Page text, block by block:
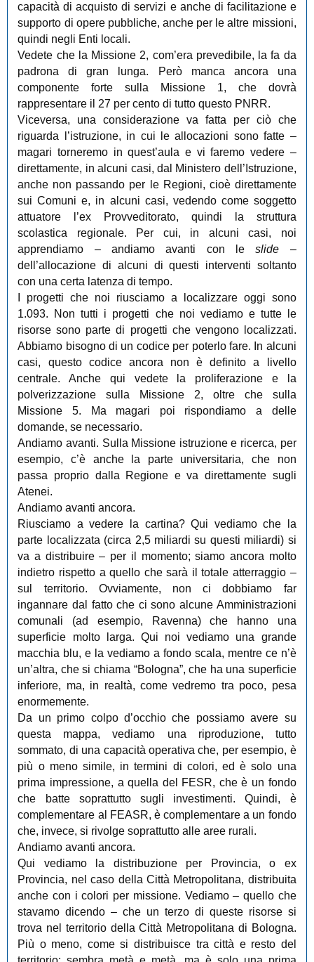
capacità di acquisto di servizi e anche di facilitazione e
supporto di opere pubbliche, anche per le altre missioni,
quindi negli Enti locali.
Vedete che la Missione 2, com’era prevedibile, la fa da
padrona di gran lunga. Però manca ancora una
componente forte sulla Missione 1, che dovrà
rappresentare il 27 per cento di tutto questo PNRR.
Viceversa, una considerazione va fatta per ciò che
riguarda l’istruzione, in cui le allocazioni sono fatte ‒
magari torneremo in quest’aula e vi faremo vedere ‒
direttamente, in alcuni casi, dal Ministero dell’Istruzione,
anche non passando per le Regioni, cioè direttamente
sui Comuni e, in alcuni casi, vedendo come soggetto
attuatore l’ex Provveditorato, quindi la struttura
scolastica regionale. Per cui, in alcuni casi, noi
apprendiamo ‒ andiamo avanti con leslide ‒
dell’allocazione di alcuni di questi interventi soltanto
con una certa latenza di tempo.
I progetti che noi riusciamo a localizzare oggi sono
1.093. Non tutti i progetti che noi vediamo e tutte le
risorse sono parte di progetti che vengono localizzati.
Abbiamo bisogno di un codice per poterlo fare. In alcuni
casi, questo codice ancora non è definito a livello
centrale. Anche qui vedete la proliferazione e la
polverizzazione sulla Missione 2, oltre che sulla
Missione 5. Ma magari poi rispondiamo a delle
domande, se necessario.
Andiamo avanti. Sulla Missione istruzione e ricerca, per
esempio, c’è anche la parte universitaria, che non
passa proprio dalla Regione e va direttamente sugli
Atenei.
Andiamo avanti ancora.
Riusciamo a vedere la cartina? Qui vediamo che la
parte localizzata (circa 2,5 miliardi su questi miliardi) si
va a distribuire ‒ per il momento; siamo ancora molto
indietro rispetto a quello che sarà il totale atterraggio ‒
sul territorio. Ovviamente, non ci dobbiamo far
ingannare dal fatto che ci sono alcune Amministrazioni
comunali (ad esempio, Ravenna) che hanno una
superficie molto larga. Qui noi vediamo una grande
macchia blu, e la vediamo a fondo scala, mentre ce n’è
un’altra, che si chiama “Bologna”, che ha una superficie
inferiore, ma, in realtà, come vedremo tra poco, pesa
enormemente.
Da un primo colpo d’occhio che possiamo avere su
questa mappa, vediamo una riproduzione, tutto
sommato, di una capacità operativa che, per esempio, è
più o meno simile, in termini di colori, ed è solo una
prima impressione, a quella del FESR, che è un fondo
che batte soprattutto sugli investimenti. Quindi, è
complementare al FEASR, è complementare a un fondo
che, invece, si rivolge soprattutto alle aree rurali.
Andiamo avanti ancora.
Qui vediamo la distribuzione per Provincia, o ex
Provincia, nel caso della Città Metropolitana, distribuita
anche con i colori per missione. Vediamo ‒ quello che
stavamo dicendo ‒ che un terzo di queste risorse si
trova nel territorio della Città Metropolitana di Bologna.
Più o meno, come si distribuisce tra città e resto del